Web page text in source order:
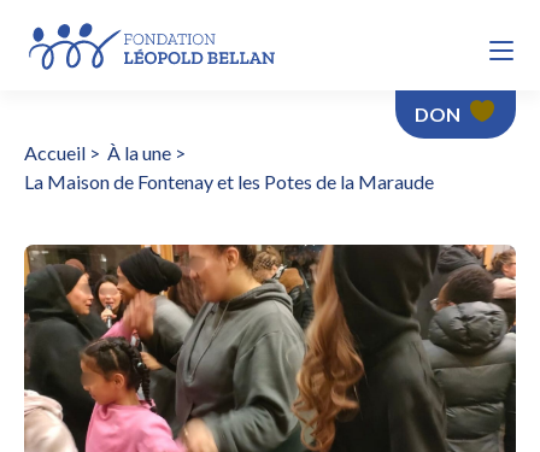
DON
Accueil > À la une >
La Maison de Fontenay et les Potes de la Maraude